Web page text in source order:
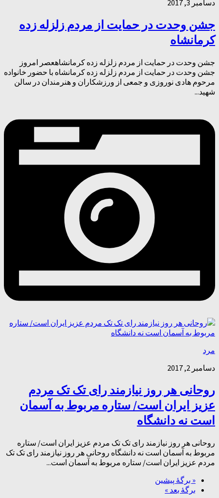
دسامبر 3, 2017
جشن وحدت در حمایت از مردم زلزله زده
کرمانشاه
جشن وحدت در حمایت از مردم زلزله زده کرمانشاهعصر امروز
جشن وحدت در حمایت از مردم زلزله زده کرمانشاه با حضور خانواده
مرحوم هادی نوروزی و جمعی از ورزشکاران و هنرمندان در سالن
شهید...
مرد
دسامبر 2, 2017
روحانی هر روز نیازمند رای تک تک مردم
عزیز ایران است/ ستاره مربوط به آسمان
است نه دانشگاه
روحانی هر روز نیازمند رای تک تک مردم عزیز ایران است/ ستاره
مربوط به آسمان است نه دانشگاه روحانی هر روز نیازمند رای تک تک
مردم عزیز ایران است/ ستاره مربوط به آسمان است...
« برگه‌ٔ پیشین
برگهٔ بعد »